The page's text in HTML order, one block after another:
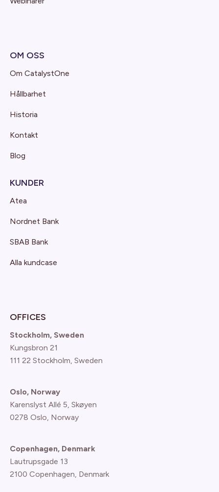
OM OSS
Om CatalystOne
Hållbarhet
Historia
Kontakt
Blog
KUNDER
Atea
Nordnet Bank
SBAB Bank
Alla kundcase
OFFICES
Stockholm, Sweden
Kungsbron 21
111 22 Stockholm, Sweden
Oslo, Norway
Karenslyst Allé 5, Skøyen
0278 Oslo, Norway
Copenhagen, Denmark
Lautrupsgade 13
2100 Copenhagen, Denmark